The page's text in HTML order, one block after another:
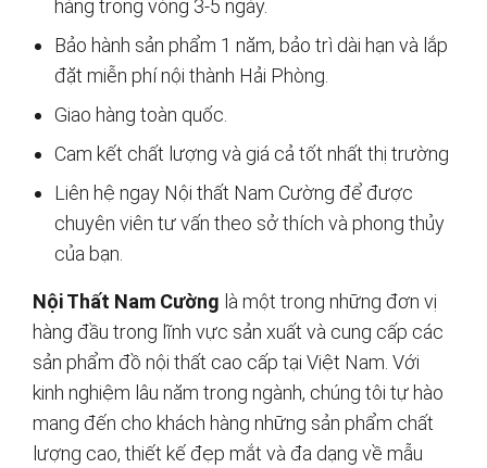
hàng trong vòng 3-5 ngày.
Bảo hành sản phẩm 1 năm, bảo trì dài hạn và lắp
đặt miễn phí nội thành Hải Phòng.
Giao hàng toàn quốc.
Cam kết chất lượng và giá cả tốt nhất thị trường
Liên hệ ngay Nội thất Nam Cường để được
chuyên viên tư vấn theo sở thích và phong thủy
của bạn.
Nội Thất Nam Cường là một trong những đơn vị
hàng đầu trong lĩnh vực sản xuất và cung cấp các
sản phẩm đồ nội thất cao cấp tại Việt Nam. Với
kinh nghiệm lâu năm trong ngành, chúng tôi tự hào
mang đến cho khách hàng những sản phẩm chất
lượng cao, thiết kế đẹp mắt và đa dạng về mẫu